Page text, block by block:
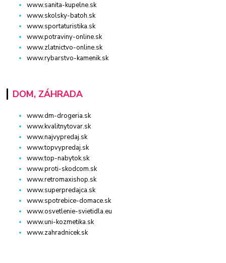
www.sanita-kupelne.sk
www.skolsky-batoh.sk
www.sportaturistika.sk
www.potraviny-online.sk
www.zlatnictvo-online.sk
www.rybarstvo-kamenik.sk
DOM, ZÁHRADA
www.dm-drogeria.sk
www.kvalitnytovar.sk
www.najvypredaj.sk
www.topvypredaj.sk
www.top-nabytok.sk
www.proti-skodcom.sk
www.retromaxishop.sk
www.superpredajca.sk
www.spotrebice-domace.sk
www.osvetlenie-svietidla.eu
www.uni-kozmetika.sk
www.zahradnicek.sk